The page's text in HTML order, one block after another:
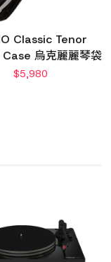
Classic Tenor
烏克麗麗琴袋
$5,980